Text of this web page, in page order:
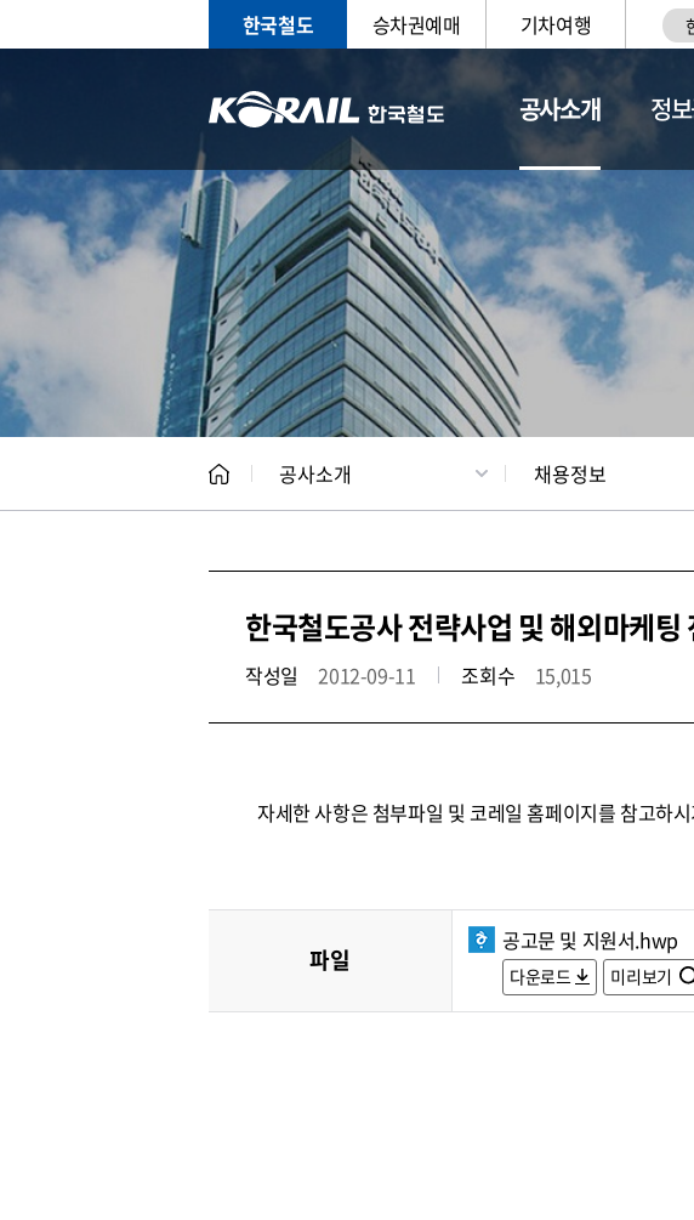
한국철도 승차권예매 기차여행
공사소개
CEO 일반현황
정
공사소개 채용정보
한국철도공사 전략사업 및 해외마케팅
작성일 2012-09-11 조회수 15,015
자세한 사항은 첨부파일 및 코레일 홈페이지를 참고하
파일
공고문 및 지원서.hwp
다운로드 미리보기